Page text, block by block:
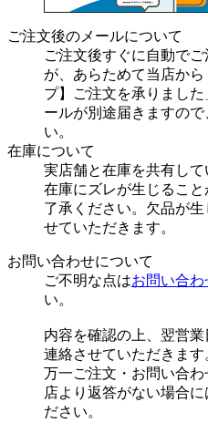
ご注文後のメールについて
ご注文後すぐに自動で
が、あらためて当店か
プ】ご注文を承りまし
ールが別途届きますの
い。
在庫について
実店舗と在庫を共有し
在庫にズレが生じるこ
了承ください。欠品が
せていただきます。
お問い合わせについて
ご不明な点はお問い合わ
い。
内容を確認の上、翌営
連絡させていただきます
万一ご注文・お問い合
店より返答がない場合
ださい。